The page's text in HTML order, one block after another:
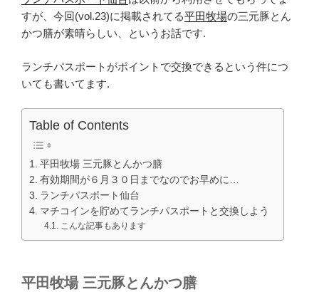
c
e
b
o
o
k
tt
er
e
すが、今回(vol.23)に掲載されてる平田牧場の三元豚とん
かつ膳が素晴らしい、というお話です.
ランチパスポートがポイントで交換できるという件につ
いても書いてます.
Table of Contents
平田牧場 三元豚とんかつ膳
有効期間が６月３０日までなのでお早めに…
ランチパスポート仙台
マチコインを貯めてランチパスポートと交換しよう
こんな記事もあります
平田牧場 三元豚とんかつ膳